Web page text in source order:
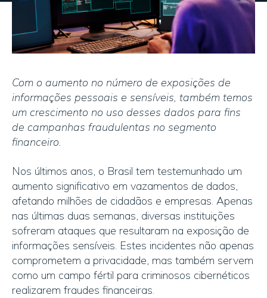
Com o aumento no número de exposições de
informações pessoais e sensíveis, também temos
um crescimento no uso desses dados para fins
de campanhas fraudulentas no segmento
financeiro.
Nos últimos anos, o Brasil tem testemunhado um
aumento significativo em vazamentos de dados,
afetando milhões de cidadãos e empresas. Apenas
nas últimas duas semanas, diversas instituições
sofreram ataques que resultaram na exposição de
informações sensíveis. Estes incidentes não apenas
comprometem a privacidade, mas também servem
como um campo fértil para criminosos cibernéticos
realizarem fraudes financeiras.